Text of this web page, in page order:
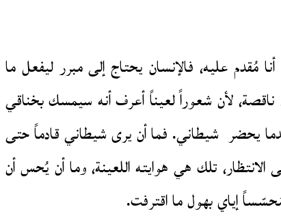
مُقدم عليه، فالإنسان يحتاج إلى مبرر ليفعل ما
لأن شعوراً لعيناً أعرف أنه سيمسك بخناقي
يحضر شيطاني. فما أن يرى شيطاني قادماً حتى
تلك هي هوايته اللعينة، وما أن يُحس أن
إياي بهول ما اقترفت.